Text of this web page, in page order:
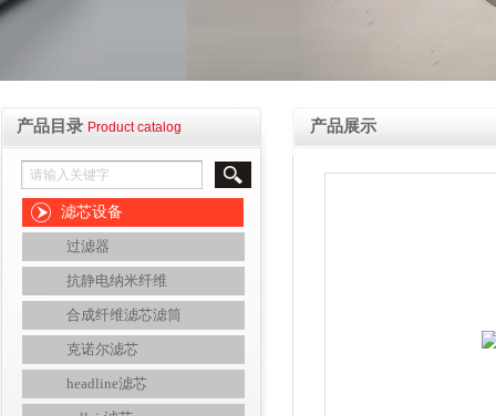
产品目录 Product catalog
滤芯设备
过滤器
抗静电纳米纤维
合成纤维滤芯滤筒
克诺尔滤芯
headline滤芯
产品展示